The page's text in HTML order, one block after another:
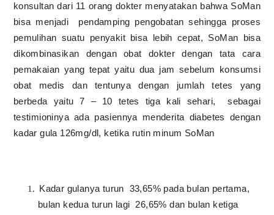
konsultan dari 11 orang dokter menyatakan bahwa SoMan
bisa menjadi
pendamping pengobatan sehingga proses
pemulihan suatu penyakit bisa lebih cepat, SoMan bisa
dikombinasikan dengan obat dokter dengan tata cara
pemakaian yang tepat yaitu dua jam sebelum konsumsi
obat medis dan tentunya dengan jumlah tetes yang
berbeda yaitu 7 – 10 tetes tiga kali sehari,
sebagai
testimioninya ada pasiennya menderita diabetes dengan
kadar gula 126mg/dl, ketika rutin minum SoMan
Kadar gulanya turun 33,65% pada bulan pertama,
bulan kedua turun lagi 26,65% dan bulan ketiga